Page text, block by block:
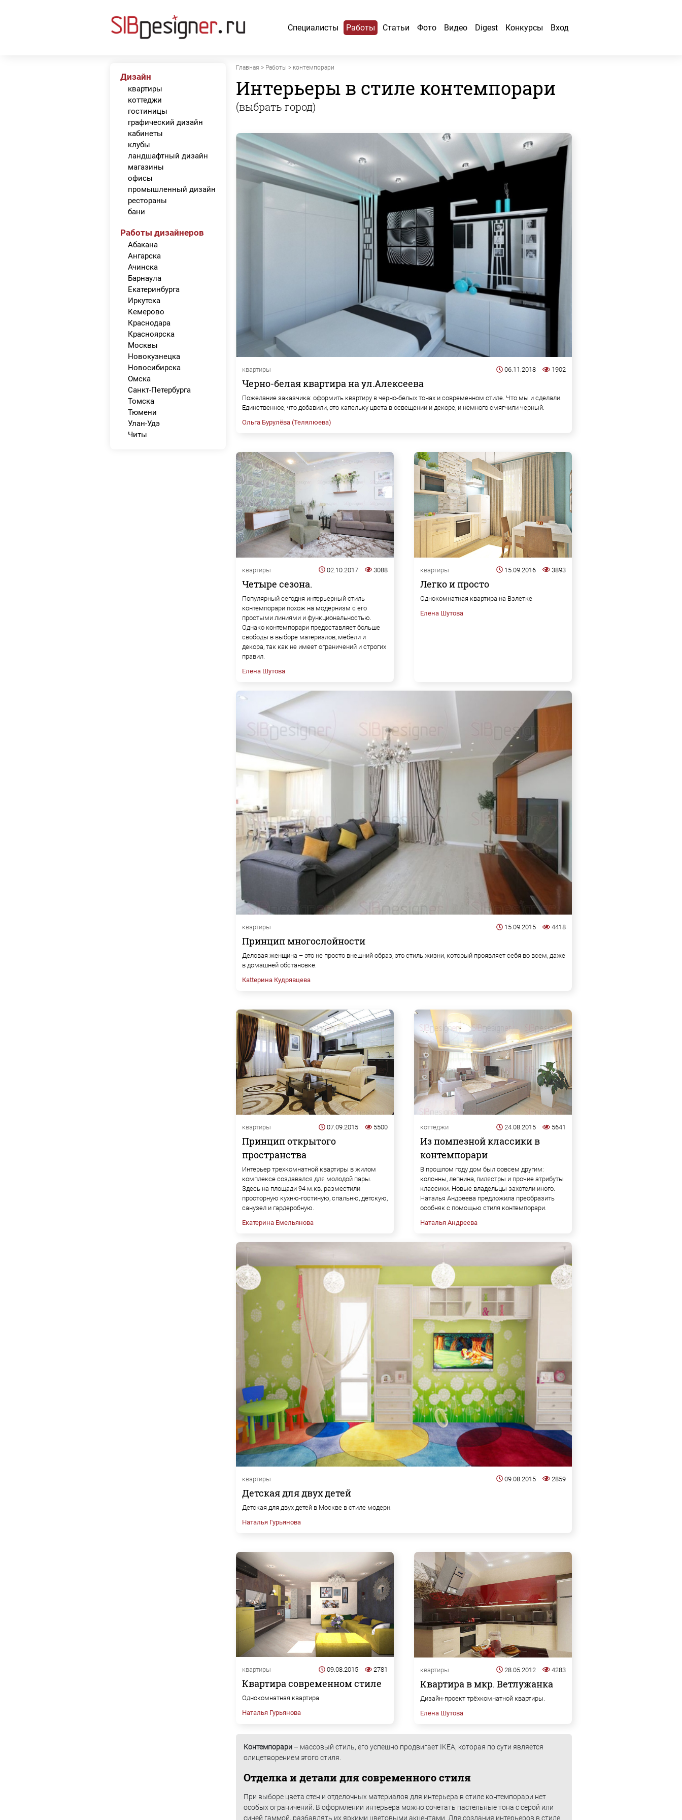
Специалисты Работы Статьи Фото Видео Digest Конкурсы Вход
Дизайн
квартиры
коттеджи
гостиницы
графический дизайн
кабинеты
клубы
ландшафтный дизайн
магазины
офисы
промышленный дизайн
рестораны
бани
Работы дизайнеров
Абакана
Ангарска
Ачинска
Барнаула
Екатеринбурга
Иркутска
Кемерово
Краснодара
Красноярска
Москвы
Новокузнецка
Новосибирска
Омска
Санкт-Петербурга
Томска
Тюмени
Улан-Удэ
Читы
Главная > Работы > контемпорари
Интерьеры в стиле контемпорари
(выбрать город)
квартиры 06.11.2018 1902
Черно-белая квартира на ул.Алексеева
Пожелание заказчика: оформить квартиру в черно-белых тонах и современном стиле. Что мы и сделали.
Единственное, что добавили, это капельку цвета в освещении и декоре, и немного смягчили черный.
Ольга Бурулёва (Телялюева)
квартиры 02.10.2017 3088
Четыре сезона.
Популярный сегодня интерьерный стиль
контемпорари похож на модернизм с его
простыми линиями и функциональностью.
Однако контемпорари предоставляет больше
свободы в выборе материалов, мебели и
декора, так как не имеет ограничений и строгих
правил.
Елена Шутова
квартиры 15.09.2016 3893
Легко и просто
Однокомнатная квартира на Взлетке
Елена Шутова
квартиры 15.09.2015 4418
Принцип многослойности
Деловая женщина – это не просто внешний образ, это стиль жизни, который проявляет себя во всем, даже
в домашней обстановке.
Каttерина Кудрявцева
квартиры 07.09.2015 5500
Принцип открытого
пространства
Интерьер трехкомнатной квартиры в жилом
комплексе создавался для молодой пары.
Здесь на площади 94 м.кв. разместили
просторную кухню-гостиную, спальню, детскую,
санузел и гардеробную.
Екатерина Емельянова
коттеджи 24.08.2015 5641
Из помпезной классики в
контемпорари
В прошлом году дом был совсем другим:
колонны, лепнина, пилястры и прочие атрибуты
классики. Новые владельцы захотели иного.
Наталья Андреева предложила преобразить
особняк с помощью стиля контемпорари.
Наталья Андреева
квартиры 09.08.2015 2859
Детская для двух детей
Детская для двух детей в Москве в стиле модерн.
Наталья Гурьянова
квартиры 09.08.2015 2781
Квартира современном стиле
Однокомнатная квартира
Наталья Гурьянова
квартиры 28.05.2012 4283
Квартира в мкр. Ветлужанка
Дизайн-проект трёхкомнатной квартиры.
Елена Шутова
Контемпорари – массовый стиль, его успешно продвигает IKEA, которая по сути является
олицетворением этого стиля.
Отделка и детали для современного стиля
При выборе цвета стен и отделочных материалов для интерьера в стиле контемпорари нет
особых ограничений. В оформлении интерьера можно сочетать пастельные тона с серой или
синей гаммой, разбавлять их яркими цветовыми акцентами. Для создания интерьеров в стиле